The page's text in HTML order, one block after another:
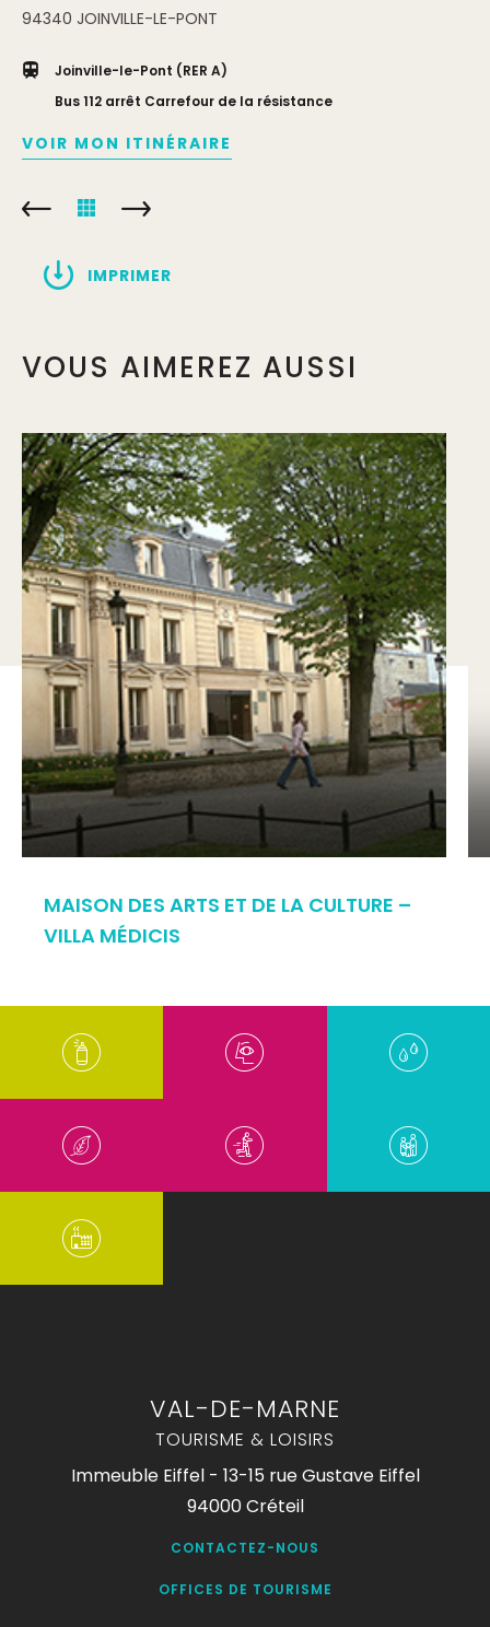
94340 JOINVILLE-LE-PONT
Joinville-le-Pont (RER A)
Bus 112 arrêt Carrefour de la résistance
VOIR MON ITINÉRAIRE
IMPRIMER
VOUS AIMEREZ AUSSI
MAISON DES ARTS ET DE LA CULTURE –
VILLA MÉDICIS
VAL-DE-MARNE
TOURISME & LOISIRS
Immeuble Eiffel - 13-15 rue Gustave Eiffel
94000 Créteil
CONTACTEZ-NOUS
OFFICES DE TOURISME